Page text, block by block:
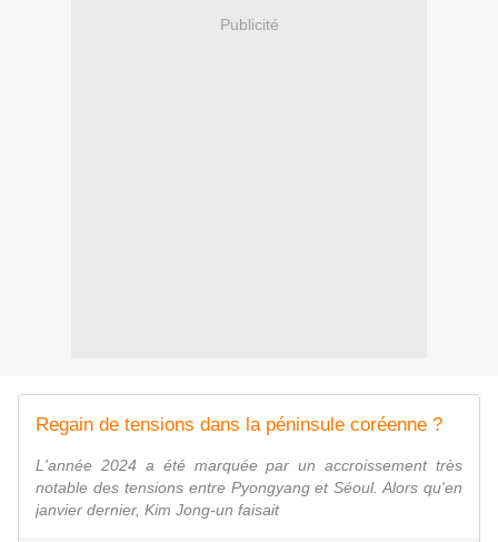
Publicité
Regain de tensions dans la péninsule coréenne ?
L'année 2024 a été marquée par un accroissement très
notable des tensions entre Pyongyang et Séoul. Alors qu'en
janvier dernier, Kim Jong-un faisait